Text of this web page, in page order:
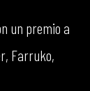
un premio a
Farruko,